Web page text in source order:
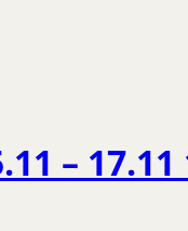
– 17.11